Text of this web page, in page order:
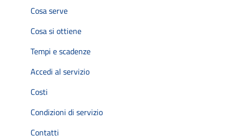
Cosa serve
Cosa si ottiene
Tempi e scadenze
Accedi al servizio
Costi
Condizioni di servizio
Contatti